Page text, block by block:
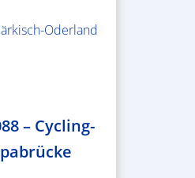
Oderland
– Cycling-